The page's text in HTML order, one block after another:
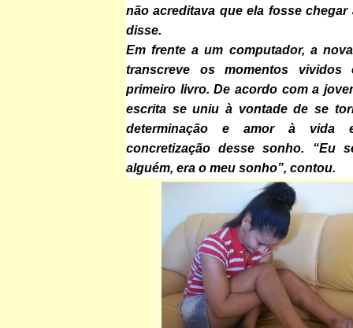
não acreditava que ela fosse chegar
disse.
Em frente a um computador, a
transcreve os momentos vividos
primeiro livro. De acordo com a
escrita se uniu à vontade de se
determinação e amor à vida
concretização desse sonho. “Eu
alguém, era o meu sonho”, contou.